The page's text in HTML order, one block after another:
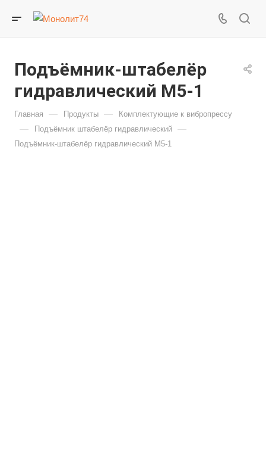
Подъёмник-штабелёр
гидравлический М5-1
Главная — Продукты — Комплектующие к вибропрессу
— Подъёмник штабелёр гидравлический —
Подъёмник-штабелёр гидравлический М5-1